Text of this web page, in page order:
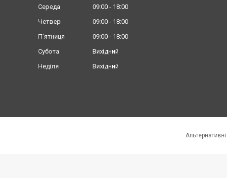
Середа
09:00
18:00
Четвер
09:00
18:00
Пʼятниця
09:00
18:00
Субота
Вихідний
Неділя
Вихідний